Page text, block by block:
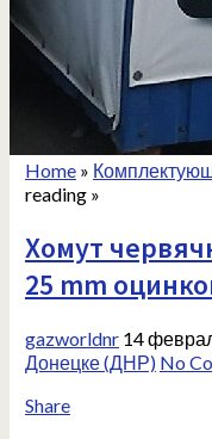
Home»
reading »
Хомут
25 mm
gazworldnr 14
Донецке (ДНР) No
Share